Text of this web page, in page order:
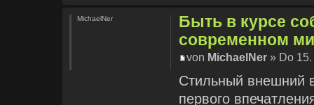
Быть в курсе
современном
von MichaelNer » Do
Стильный внешний
первого
MichaelNer